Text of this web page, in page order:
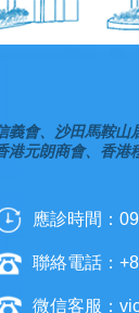
會、沙田馬鞍
元朗商會、香港
應診時間：
聯絡電話：
微信客服：